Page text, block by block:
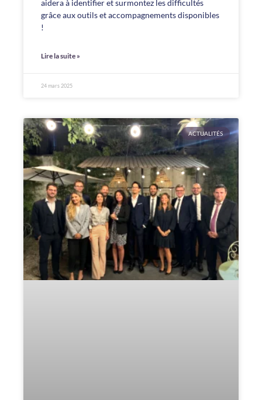
aidera à identifier et surmontez les difficultés
grâce aux outils et accompagnements disponibles
!
Lire la suite »
24 mars 2025
ACTUALITÉS